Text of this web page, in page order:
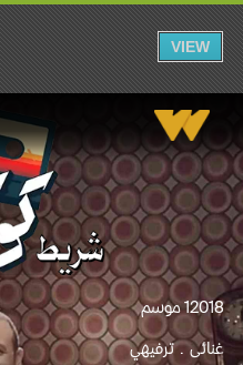
VIEW
20181 موسم
غنائى ترفيهي